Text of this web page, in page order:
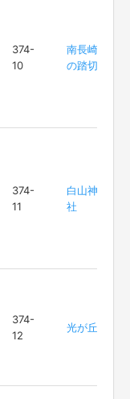
374-
10
南長崎
の踏切
374-
11
白山神
社
374-
12
光が丘